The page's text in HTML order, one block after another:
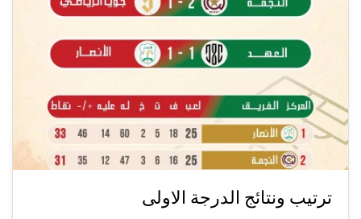
ترتيب ونتائج الدرجة الاولى